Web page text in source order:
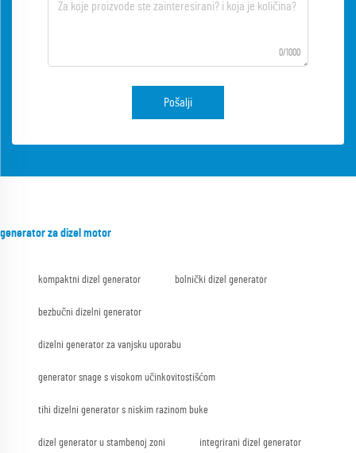
0/1000
Pošalji
generator za dizel motor
kompaktni dizel generator bolnički dizel generator
bezbučni dizelni generator
dizelni generator za vanjsku uporabu
generator snage s visokom učinkovitostišćom
tihi dizelni generator s niskim razinom buke
dizel generator u stambenoj zoni integrirani dizel generator